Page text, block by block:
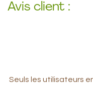
Avis client :
Seuls les utilisateurs